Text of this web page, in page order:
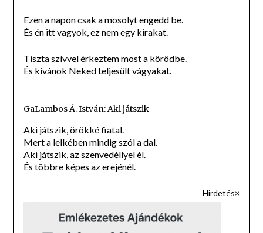
Ezen a napon csak a mosolyt engedd be.
És én itt vagyok, ez nem egy kirakat.
Tiszta szívvel érkeztem most a körödbe.
És kívánok Neked teljesült vágyakat.
GaLambos Á. István: Aki játszik
Aki játszik, örökké fiatal.
Mert a lelkében mindig szól a dal.
Aki játszik, az szenvedéllyel él.
És többre képes az erejénél.